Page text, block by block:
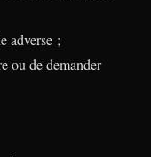
adverse ;
ou de demander